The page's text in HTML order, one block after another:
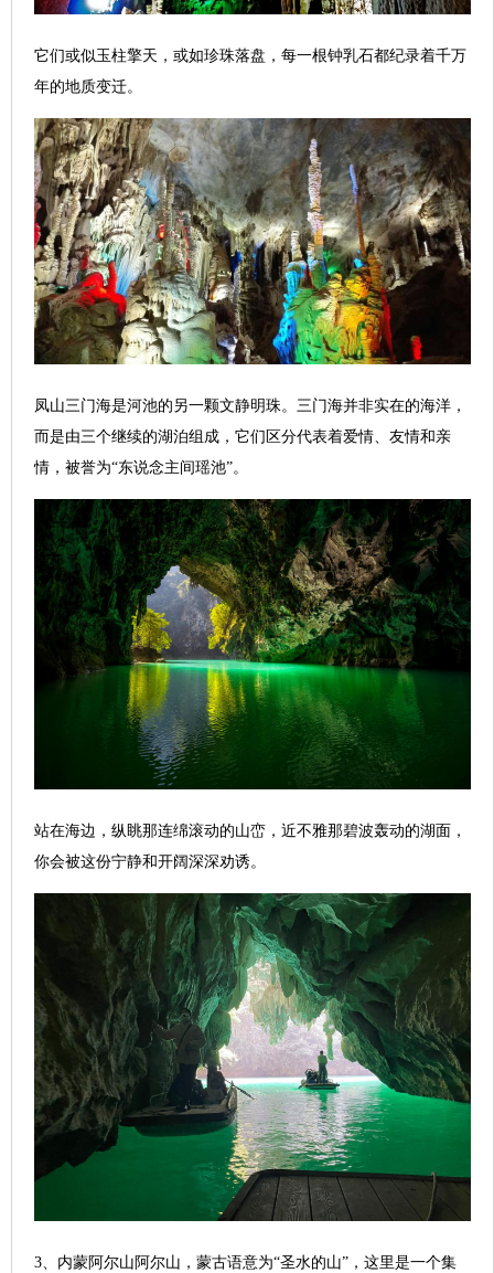
它们或似玉柱擎天，或如珍珠落盘，每一根钟乳石都纪录着千万
年的地质变迁。
凤山三门海是河池的另一颗文静明珠。三门海并非实在的海洋，
而是由三个继续的湖泊组成，它们区分代表着爱情、友情和亲
情，被誉为“东说念主间瑶池”。
站在海边，纵眺那连绵滚动的山峦，近不雅那碧波轰动的湖面，
你会被这份宁静和开阔深深劝诱。
3、内蒙阿尔山阿尔山，蒙古语意为“圣水的山”，这里是一个集